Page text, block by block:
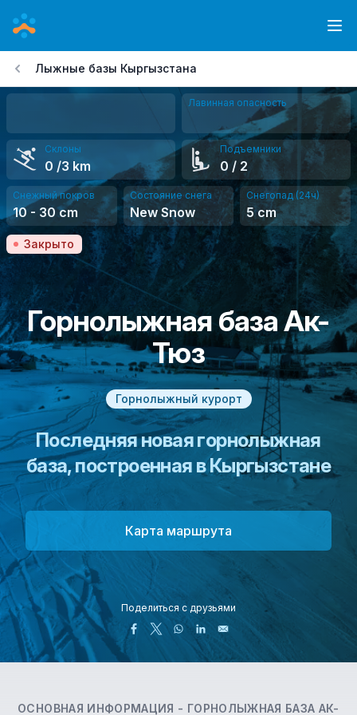
Перейти
основному
содержанию
Лыжные базы Кыргызстана
Склоны
0 /3 km
Подъемники
0/ 2
Снежный покров
10 - 30cm
Состояние снега
New Snow
Снегопад (24ч)
5cm
Лавинная опасность
Закрыто
Горнолыжная база Ак-
Тюз
Горнолыжный курорт
Последняя новая горнолыжная
база, построенная в Кыргызстане
Карта маршрута
Поделиться с друзьями
ОСНОВНАЯ ИНФОРМАЦИЯ - ГОРНОЛЫЖНАЯ БАЗА АК-